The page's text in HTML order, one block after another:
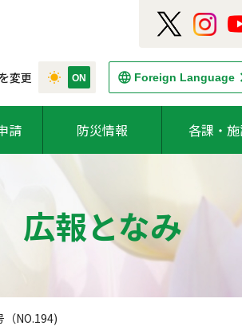
変更 Foreign Language
請 防災情報 各課・
広報となみ
（NO.194)